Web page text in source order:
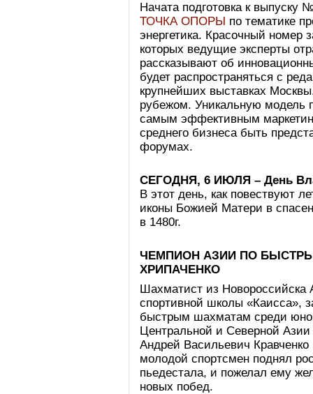
Начата подготовка к выпуску
ТОЧКА ОПОРЫ по тематике
энергетика. Красочный номер
которых ведущие эксперты
рассказывают об
будет распространяться с
крупнейших выставках
рубежом. Уникальную модель
самым эффективным
среднего бизнеса быть
форумах.
СЕГОДНЯ, 6 ИЮЛЯ – День
В этот день, как повествуют
иконы Божией Матери в
в 1480г.
ЧЕМПИОН АЗИИ ПО
ХРИПАЧЕНКО
Шахматист из Новороссийска
спортивной школы «Каисса»,
быстрым шахматам среди
Центральной и Северной
Андрей Васильевич
молодой спортсмен поднял
пьедестала, и пожелал ему
новых побед.